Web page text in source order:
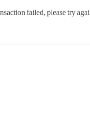
failed, please try